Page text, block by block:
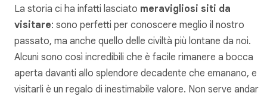
La storia ci ha infatti lasciato meravigliosi siti da
visitare: sono perfetti per conoscere meglio il nostro
passato, ma anche quello delle civiltà più lontane da noi.
Alcuni sono così incredibili che è facile rimanere a bocca
aperta davanti allo splendore decadente che emanano, e
visitarli è un regalo di inestimabile valore. Non serve andar